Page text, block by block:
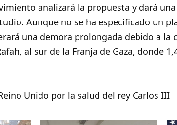
analizará la propuesta y dará
Aunque no se ha especificado un
una demora prolongada debido a la
al sur de la Franja de Gaza, donde
Unido por la salud del rey Carlos III